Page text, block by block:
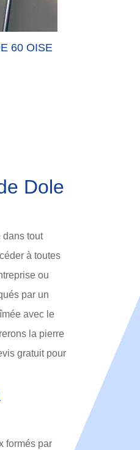
60 OISE
Dole
dans tout
à toutes
ou
par un
avec le
la pierre
gratuit pour
formés par